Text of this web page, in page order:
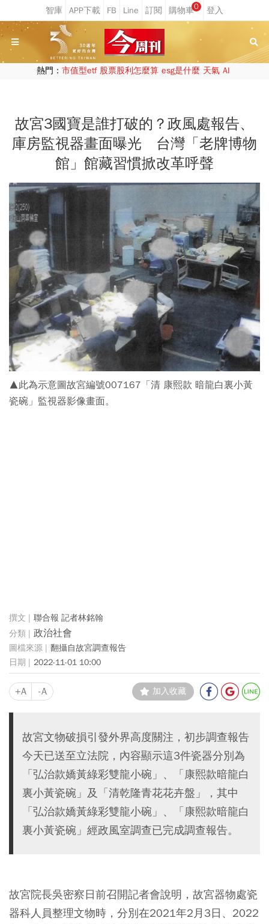
0
熱門： 市值型etf 股票股利怎麼算 esg是什麼 天氣 AI
故宮3國寶是誰打破的？政風處報告、
庫房監視器畫面曝光 台灣「老牌博物
館」館藏習慣掀改革呼聲
▲此為示意圖故宮編號007167「清 康熙款 暗龍白裏小黃
瓷碗」監視器影像畫面。
聯合報 記者林銘翰
政治社會
翻攝自故宮調查報告
2022-11-01 10:00
+A -A 加入收藏
故宮文物破損引發外界高度關注，初步調查報告
今天已送至立法院，內容顯示這3件瓷器分別為
「弘治款嬌黃綠彩雙龍小碗」、「康熙款暗龍白
裏小黃瓷碗」及「清乾隆青花花卉盤」，其中
「弘治款嬌黃綠彩雙龍小碗」、「康熙款暗龍白
裏小黃瓷碗」經政風室調查已完成調查報告。
故宮院長吳密察日前召開記者會說明，故宮器物處瓷
器科人員整理文物時，分別在2021年2月3日、2022